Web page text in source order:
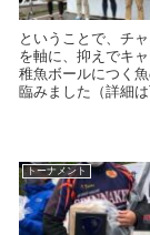
ということで、チ
を軸に、抑えでキ
稚魚ボールにつく
臨みました（詳細
トーナメント